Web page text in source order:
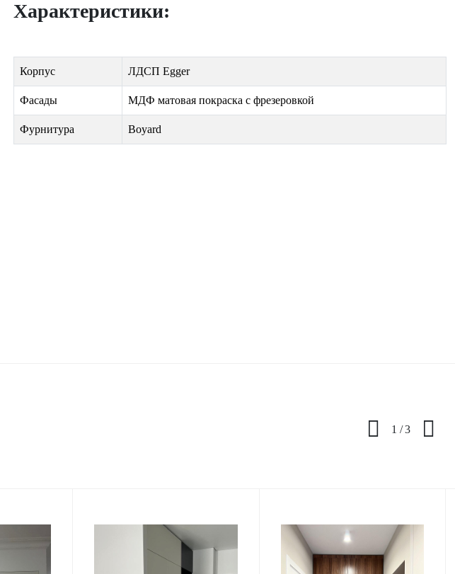
Характеристики:
Корпус ЛДСП Egger
Фасады МДФ матовая покраска с фрезеровкой
Фурнитура Boyard